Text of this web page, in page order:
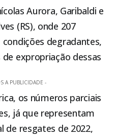
Aurora, Garibaldi e
(RS), onde 207
degradantes,
expropriação dessas
A PUBLICIDADE -
os números parciais
já que representam
de resgates de 2022,